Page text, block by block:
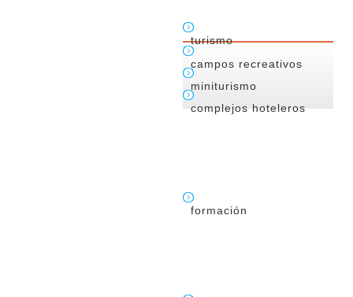
turismo
campos recreativos
miniturismo
complejos hoteleros
formación